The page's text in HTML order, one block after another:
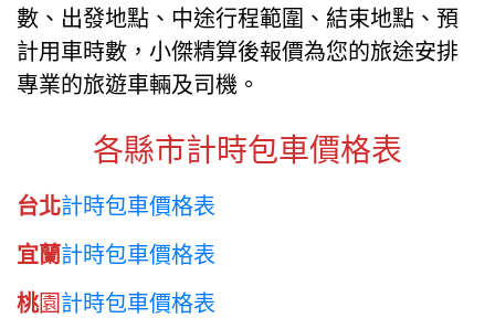
數、出發地點、中途行程範圍、結束地點、預
計用車時數，小傑精算後報價為您的旅途安排
專業的旅遊車輛及司機。
各縣市計時包車價格表
台北計時包車價格表
宜蘭計時包車價格表
桃園計時包車價格表